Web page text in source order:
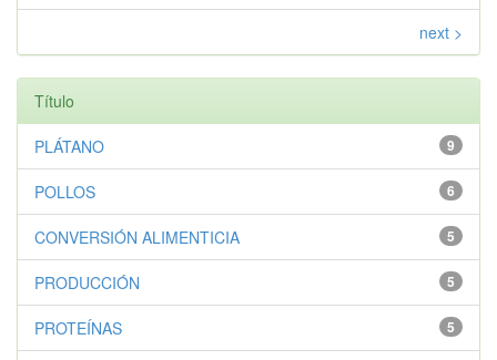
next >
Título
9
PLÁTANO
6
POLLOS
5
CONVERSIÓN ALIMENTICIA
5
PRODUCCIÓN
5
PROTEÍNAS